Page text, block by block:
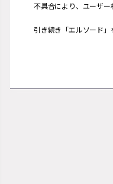
不具合により、ユーザー
引き続き「エルソード」